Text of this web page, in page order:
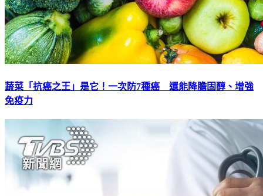
蔬菜「抗癌之王」是它！一次防7種癌 還能降膽固醇、增強
免疫力